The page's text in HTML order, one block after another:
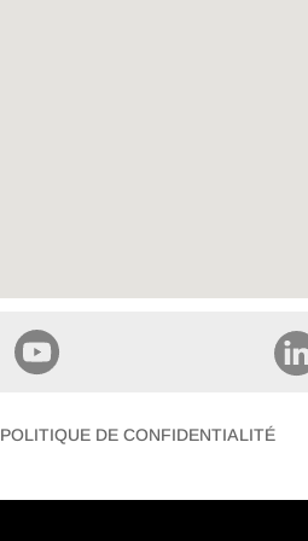
POLITIQUE DE CONFIDENTIALITÉ